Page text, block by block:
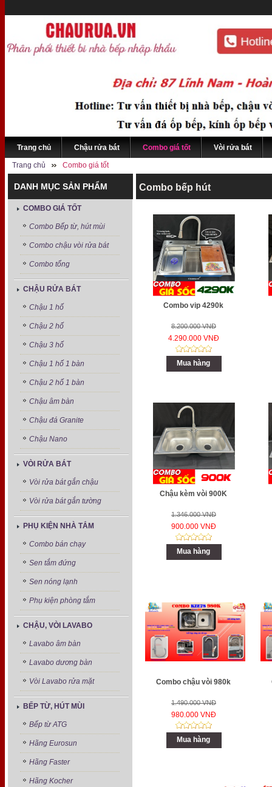
Trang chủ Chậu rửa bát Combo giá tốt Vòi rửa bát
Trang chủ Combo giá tốt
DANH MỤC SẢN PHẨM
COMBO GIÁ TỐT
Combo Bếp từ, hút mùi
Combo chậu vòi rửa bát
Combo tổng
CHẬU RỬA BÁT
Chậu 1 hố
Chậu 2 hố
Chậu 3 hố
Chậu 1 hố 1 bàn
Chậu 2 hố 1 bàn
Chậu âm bàn
Chậu đá Granite
Chậu Nano
VÒI RỬA BÁT
Vòi rửa bát gắn chậu
Vòi rửa bát gắn tường
PHỤ KIỆN NHÀ TẮM
Combo bán chạy
Sen tắm đứng
Sen nóng lạnh
Phụ kiện phòng tắm
CHẬU, VÒI LAVABO
Lavabo âm bàn
Lavabo dương bàn
Vòi Lavabo rửa mặt
BẾP TỪ, HÚT MÙI
Bếp từ ATG
Hãng Eurosun
Hãng Faster
Hãng Kocher
Combo bếp hút
Combo vip 4290k
8.200.000 VNĐ
4.290.000 VNĐ
Mua hàng
Chậu kèm vòi 900K
1.346.000 VNĐ
900.000 VNĐ
Mua hàng
Combo chậu vòi 980k
1.490.000 VNĐ
980.000 VNĐ
Mua hàng